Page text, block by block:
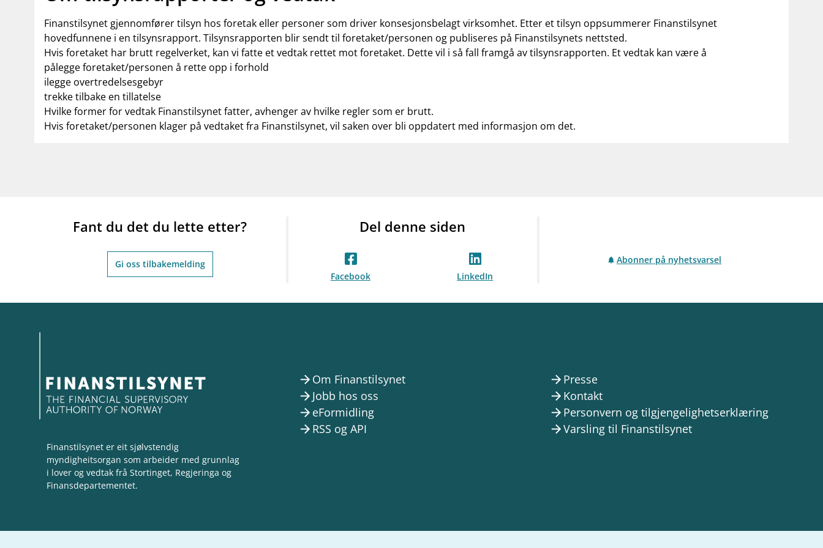
Finanstilsynet gjennomfører tilsyn hos foretak eller personer som driver konsesjonsbelagt virksomhet. Etter et tilsyn oppsummerer Finanstilsynet
hovedfunnene i en tilsynsrapport. Tilsynsrapporten blir sendt til foretaket/personen og publiseres på Finanstilsynets nettsted.
Hvis foretaket har brutt regelverket, kan vi fatte et vedtak rettet mot foretaket. Dette vil i så fall framgå av tilsynsrapporten. Et vedtak kan være å
pålegge foretaket/personen å rette opp i forhold
ilegge overtredelsesgebyr
trekke tilbake en tillatelse
Hvilke former for vedtak Finanstilsynet fatter, avhenger av hvilke regler som er brutt.
Hvis foretaket/personen klager på vedtaket fra Finanstilsynet, vil saken over bli oppdatert med informasjon om det.
Fant du det du lette etter?
Gi oss tilbakemelding
Del denne siden
Facebook LinkedIn
Abonner på nyhetsvarsel
Finanstilsynet er eit sjølvstendig
myndigheitsorgan som arbeider med grunnlag
i lover og vedtak frå Stortinget, Regjeringa og
Finansdepartementet.
arrow_forward Om Finanstilsynet arrow_forward Presse
arrow_forward Jobb hos oss arrow_forward Kontakt
arrow_forward eFormidling arrow_forward Personvern og tilgjengelighetserklæring
arrow_forward RSS og API arrow_forwardVarsling til Finanstilsynet